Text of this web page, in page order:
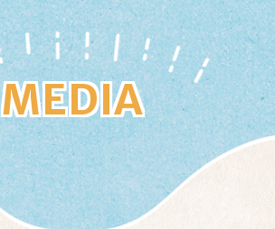
MEDIA